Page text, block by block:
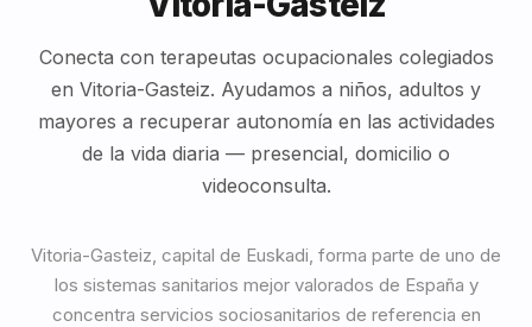
Conecta con terapeutas ocupacionales colegiados
en Vitoria-Gasteiz. Ayudamos a niños, adultos y
mayores a recuperar autonomía en las actividades
de la vida diaria — presencial, domicilio o
videoconsulta.
Vitoria-Gasteiz, capital de Euskadi, forma parte de uno de
los sistemas sanitarios mejor valorados de España y
concentra servicios sociosanitarios de referencia en